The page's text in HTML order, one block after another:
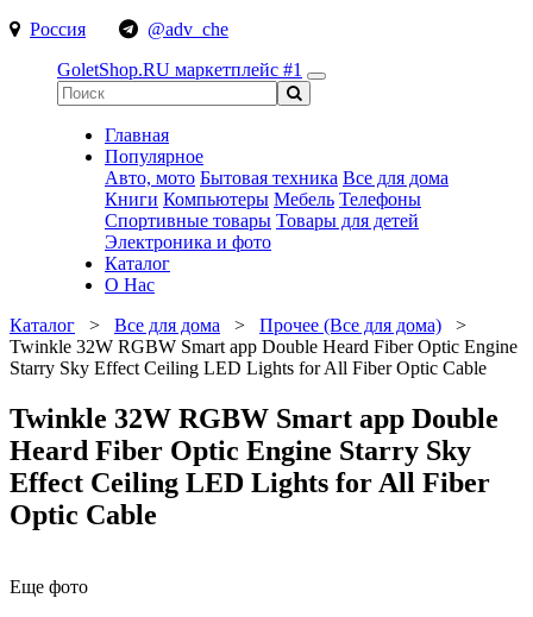
Россия
@adv_che
GoletShop.RU маркетплейс #1
Главная
Популярное
Авто, мото Бытовая техника Все для дома
Книги Компьютеры Мебель Телефоны
Спортивные товары Товары для детей
Электроника и фото
Каталог
О Нас
Каталог > Все для дома > Прочее (Все для дома) >
Twinkle 32W RGBW Smart app Double Heard Fiber Optic Engine
Starry Sky Effect Ceiling LED Lights for All Fiber Optic Cable
Twinkle 32W RGBW Smart app Double
Heard Fiber Optic Engine Starry Sky
Effect Ceiling LED Lights for All Fiber
Optic Cable
Еще фото